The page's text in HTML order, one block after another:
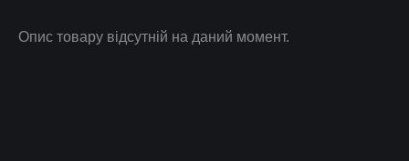
Опис товару відсутній на даний момент.